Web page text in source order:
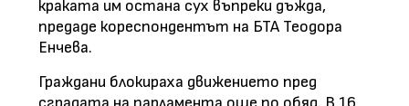
краката им остана сух въпреки дъжда,
предаде кореспондентът на БТА Теодора
Енчева.
Граждани блокираха движението пред